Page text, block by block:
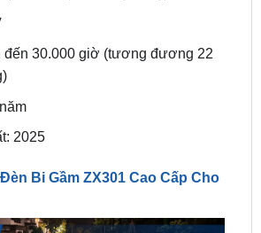
Bi Gầm ZX301 Cao Cấp Cho